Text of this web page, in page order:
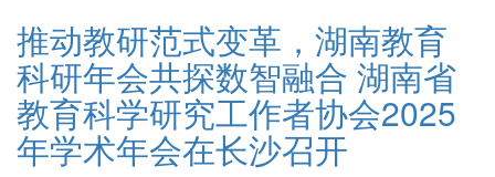
推动教研范式变革，湖南教育
科研年会共探数智融合 湖南省
教育科学研究工作者协会2025
年学术年会在长沙召开